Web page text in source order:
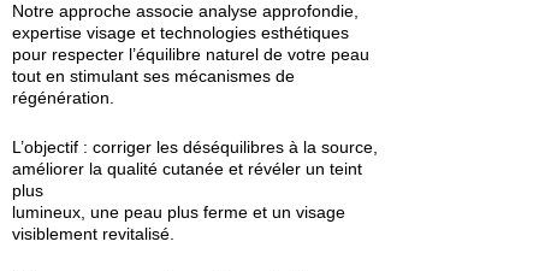
Notre approche associe analyse approfondie,
expertise visage et technologies esthétiques
pour respecter l’équilibre naturel de votre peau
tout en stimulant ses mécanismes de
régénération.
L’objectif : corriger les déséquilibres à la source,
améliorer la qualité cutanée et révéler un teint
plus
lumineux, une peau plus ferme et un visage
visiblement revitalisé.